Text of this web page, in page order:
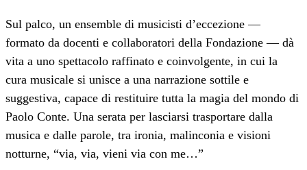
Sul palco, un ensemble di musicisti d’eccezione —
formato da docenti e collaboratori della Fondazione — dà
vita a uno spettacolo raffinato e coinvolgente, in cui la
cura musicale si unisce a una narrazione sottile e
suggestiva, capace di restituire tutta la magia del mondo di
Paolo Conte. Una serata per lasciarsi trasportare dalla
musica e dalle parole, tra ironia, malinconia e visioni
notturne, “via, via, vieni via con me…”